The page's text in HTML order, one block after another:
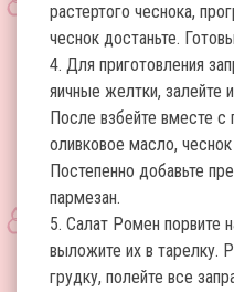
растертого чеснока,
чеснок достаньте.
4. Для приготовления
яичные желтки, залейте
После взбейте вместе с
оливковое масло,
Постепенно добавьте
пармезан.
5. Салат Ромен порвите
выложите их в тарелку.
грудку, полейте все